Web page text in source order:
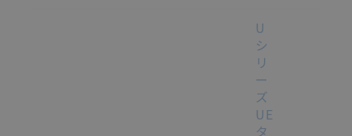
U
シ
リ
ー
ズ
UE
タ